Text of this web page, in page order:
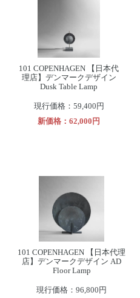
101 COPENHAGEN 【日本代
理店】デンマークデザイン
Dusk Table Lamp
現行価格：59,400円
新価格：62,000円
101 COPENHAGEN 【日本代理
店】デンマークデザイン AD
Floor Lamp
現行価格：96,800円